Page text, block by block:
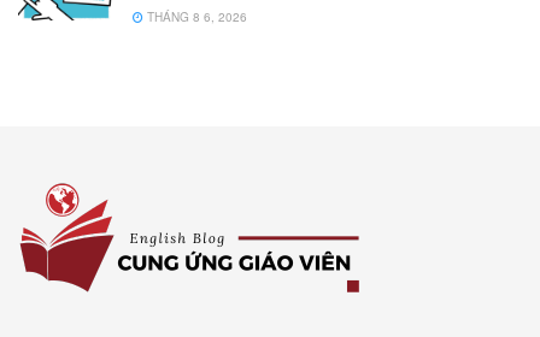
THÁNG 8 6, 2026